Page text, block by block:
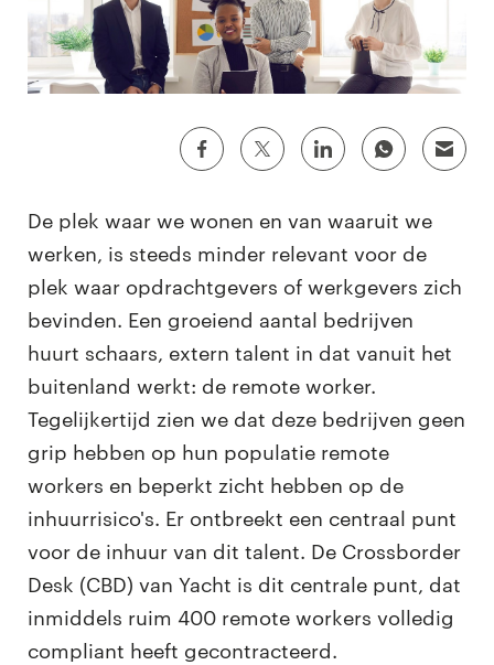
De plek waar we wonen en van waaruit we
werken, is steeds minder relevant voor de
plek waar opdrachtgevers of werkgevers zich
bevinden. Een groeiend aantal bedrijven
huurt schaars, extern talent in dat vanuit het
buitenland werkt: de remote worker.
Tegelijkertijd zien we dat deze bedrijven geen
grip hebben op hun populatie remote
workers en beperkt zicht hebben op de
inhuurrisico's. Er ontbreekt een centraal punt
voor de inhuur van dit talent. De Crossborder
Desk (CBD) van Yacht is dit centrale punt, dat
inmiddels ruim 400 remote workers volledig
compliant heeft gecontracteerd.